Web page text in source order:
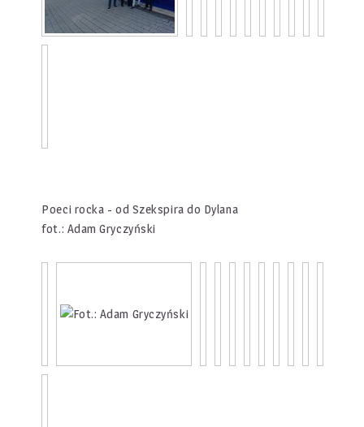
Poeci rocka - od Szekspira do Dylana
fot.: Adam Gryczyński